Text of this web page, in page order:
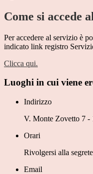
Come si accede
Per accedere al servizio è
indicato link registro
Clicca qui.
Luoghi in cui viene
Indirizzo
V. Monte Zovetto 7 -
Orari
Rivolgersi alla
Email